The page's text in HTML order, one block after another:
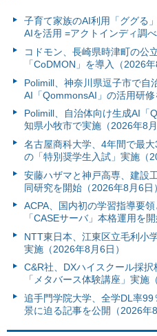
子育て家族のAI利用「ググる
AIを活用 =アクトインディ調
コドモン、長崎県時津町の公
「CoDMON」を導入（2026年
Polimill、神奈川県逗子市で自
AI「QommonsAI」の活用研修
Polimill、自治体向け生成AI「
知県小牧市で実施（2026年8月
名古屋商科大学、4年間で最
の「特別奨学生入試」実施（
安藤ハザマと神戸高専、建設
同研究を開始（2026年8月6日）
ACPA、国内初の学習指導要
「CASEサーバ」本格運用を
NTT東日本、江東区立毛利小
実施（2026年8月6日）
C&R社、DXハイスクール採
「メタバース体験講座」実施
追手門学院大学、全学DL率
景に迫る記事を公開（2026年8